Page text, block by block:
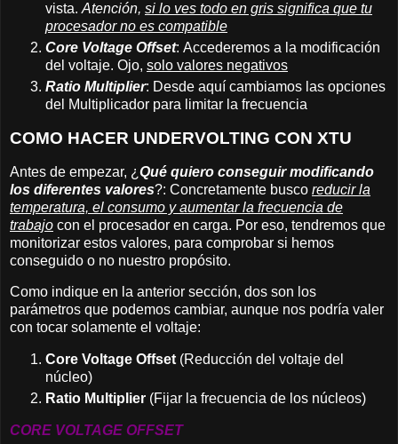
vista. Atención, si lo ves todo en gris significa que tu
procesador no es compatible
Core Voltage Offset: Accederemos a la modificación
del voltaje. Ojo, solo valores negativos
Ratio Multiplier: Desde aquí cambiamos las opciones
del Multiplicador para limitar la frecuencia
COMO HACER UNDERVOLTING CON XTU
Antes de empezar, ¿ Qué quiero conseguir modificando
los diferentes valores?: Concretamente busco reducir la
temperatura, el consumo y aumentar la frecuencia de
trabajo con el procesador en carga. Por eso, tendremos que
monitorizar estos valores, para comprobar si hemos
conseguido o no nuestro propósito.
Como indique en la anterior sección, dos son los
parámetros que podemos cambiar, aunque nos podría valer
con tocar solamente el voltaje:
Core Voltage Offset (Reducción del voltaje del
núcleo)
Ratio Multiplier (Fijar la frecuencia de los núcleos)
CORE VOLTAGE OFFSET